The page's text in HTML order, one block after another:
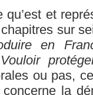
et
sur
en
ou pas,
la